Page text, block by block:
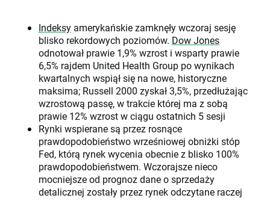
Indeksy amerykańskie zamknęły wczoraj sesję
blisko rekordowych poziomów. Dow Jones
odnotował prawie 1,9% wzrost i wsparty prawie
6,5% rajdem United Health Group po wynikach
kwartalnych wspiął się na nowe, historyczne
maksima; Russell 2000 zyskał 3,5%, przedłużając
wzrostową passę, w trakcie której ma z sobą
prawie 12% wzrost w ciągu ostatnich 5 sesji
Rynki wspierane są przez rosnące
prawdopodobieństwo wrześniowej obniżki stóp
Fed, którą rynek wycenia obecnie z blisko 100%
prawdopodobieństwem. Wczorajsze nieco
mocniejsze od prognoz dane o sprzedaży
detalicznej zostały przez rynek odczytane raczej